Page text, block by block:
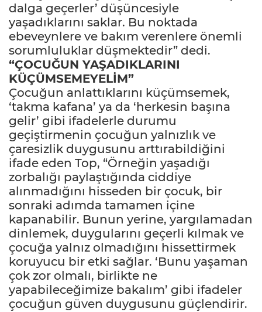
dalga geçerler’ düşüncesiyle
yaşadıklarını saklar. Bu noktada
ebeveynlere ve bakım verenlere önemli
sorumluluklar düşmektedir” dedi.
“ÇOCUĞUN YAŞADIKLARINI
KÜÇÜMSEMEYELİM”
Çocuğun anlattıklarını küçümsemek,
‘takma kafana’ ya da ‘herkesin başına
gelir’ gibi ifadelerle durumu
geçiştirmenin çocuğun yalnızlık ve
çaresizlik duygusunu arttırabildiğini
ifade eden Top, “Örneğin yaşadığı
zorbalığı paylaştığında ciddiye
alınmadığını hisseden bir çocuk, bir
sonraki adımda tamamen içine
kapanabilir. Bunun yerine, yargılamadan
dinlemek, duygularını geçerli kılmak ve
çocuğa yalnız olmadığını hissettirmek
koruyucu bir etki sağlar. ‘Bunu yaşaman
çok zor olmalı, birlikte ne
yapabileceğimize bakalım’ gibi ifadeler
çocuğun güven duygusunu güçlendirir.